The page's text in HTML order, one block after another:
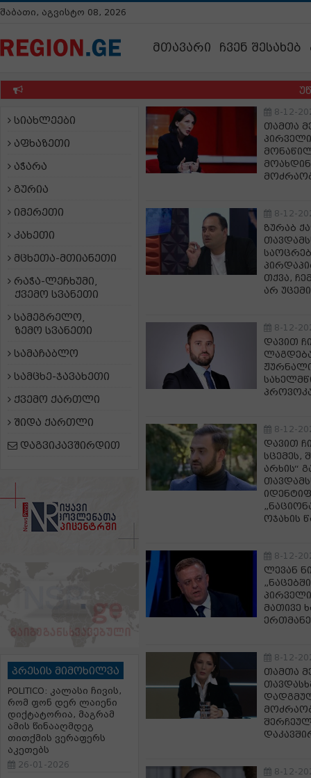
შაბათი, აგვისტო 08, 2026
მთავარი ჩვენ შესახებ
სიახლეები
აფხაზეთი
აჭარა
გურია
იმერეთი
კახეთი
მცხეთა-მთიანეთი
რაჭა-ლეჩხუმი,
ქვემო სვანეთი
სამეგრელო,
ზემო სვანეთი
სამაჩაბლო
სამცხე-ჯავახეთი
ქვემო ქართლი
შიდა ქართლი
დაგვიკავშირდით
პრესის მიმოხილვა
POLITICO: კალასი ჩივის,
რომ ფონ დერ ლაიენი
დიქტატორია, მაგრამ
ამის წინააღმდეგ
თითქმის ვერაფერს
აკეთებს
26-01-2026
8-12-
თამთა
8-12-
ზურაბ
თქვა,
არ
8-12-
დავით
8-12-
დავით
სცემეს,
არხის“
ოჯახის
8-12-
ლევან
მათივე
8-12-
თამთა
8-12-